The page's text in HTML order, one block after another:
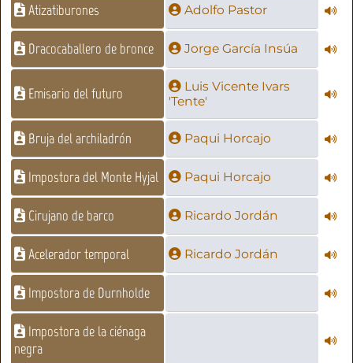
Atizatiburones Adolfo Pastor
Dracocaballero de bronce Jorge García Insúa
Emisario del futuro
Luis Vicente Ivars
'Tente'
Bruja del archiladrón Paqui Horcajo
Impostora del Monte Hyjal Paqui Horcajo
Cirujano de barco Ricardo Jordán
Acelerador temporal Ricardo Jordán
Impostora de Durnholde
Impostora de la ciénaga
negra